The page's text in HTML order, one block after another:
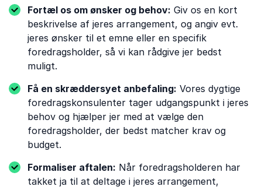
Fortæl os om ønsker og behov: Giv os en kort
beskrivelse af jeres arrangement, og angiv evt.
jeres ønsker til et emne eller en specifik
foredragsholder, så vi kan rådgive jer bedst
muligt.
Få en skræddersyet anbefaling: Vores dygtige
foredragskonsulenter tager udgangspunkt i jeres
behov og hjælper jer med at vælge den
foredragsholder, der bedst matcher krav og
budget.
Formaliser aftalen: Når foredragsholderen har
takket ja til at deltage i jeres arrangement,